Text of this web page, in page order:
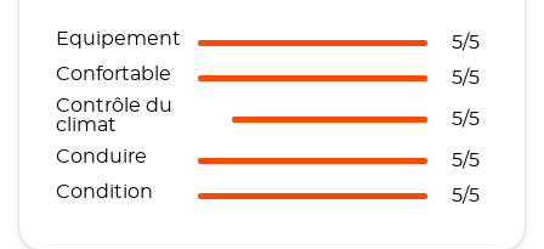
Equipement
5/5
Confortable
5/5
Contrôle du
climat
5/5
Conduire
5/5
Condition
5/5